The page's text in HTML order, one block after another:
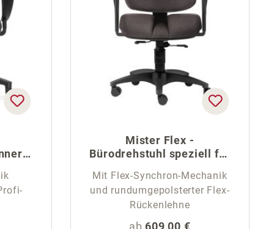
Mister Flex -
Bürodrehstuhl speziell für
Mit Flex-Synchron-Mechanik
und rundumgepolsterter Flex-
Rückenlehne
Regulärer Preis:
ab 609,00 €